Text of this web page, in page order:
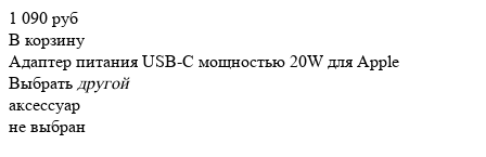
1 090 руб
В корзину
Адаптер питания USB-C мощностью 20W для Apple
Выбрать другой
аксессуар
не выбран